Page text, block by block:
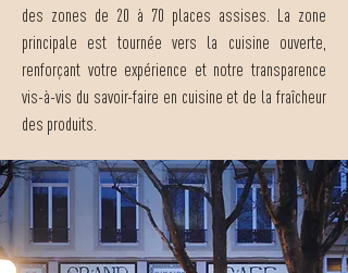
des zones de 20 à 70 places assises. La zone
principale est tournée vers la cuisine ouverte,
renforçant votre expérience et notre transparence
vis-à-vis du savoir-faire en cuisine et de la fraîcheur
des produits.